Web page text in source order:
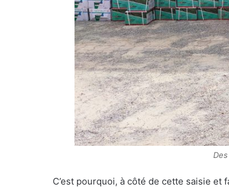
C’est pourquoi, à côté de cette saisie et